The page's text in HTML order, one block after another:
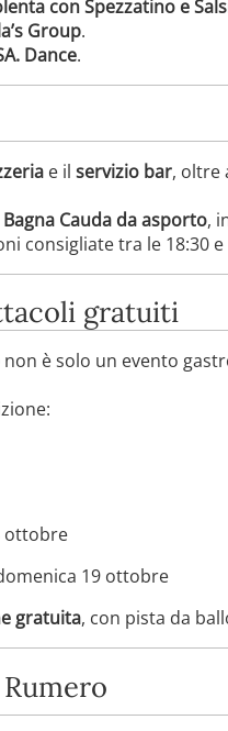
con Spezzatino e
Group.
Dance.
e il servizio bar, oltre
Bagna Cauda da asporto,
consigliate tra le 18:30 e
gratuiti
non è solo un evento
ottobre
19 ottobre
gratuita, con pista da